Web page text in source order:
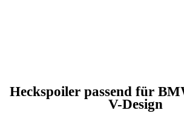
Heckspoiler passend für
V-Design